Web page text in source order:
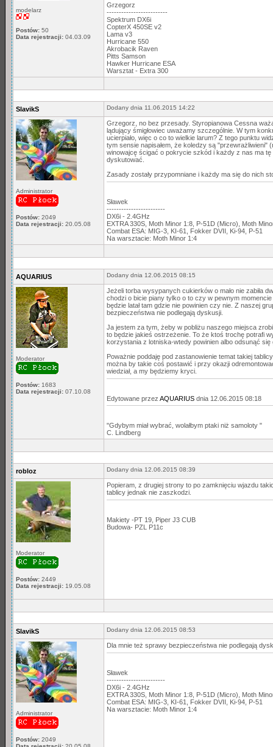
modelarz
Postów: 50
Data rejestracji: 04.03.09
Grzegorz
-------------------------
Spektrum DX6i
CopterX 450SE v2
Lama v3
Hurricane 550
Akrobacik Raven
Pitts Samson
Hawker Hurricane ESA
Warsztat - Extra 300
SlavikS Dodany dnia 11.06.2015 14:22
Administrator
Postów: 2049
Data rejestracji: 20.05.08
Grzegorz, no bez przesady. Styropianowa Cessna
lądujący śmigłowiec uważamy szczególnie. W tym
ucierpiało, więc o co to wielkie larum? Z tego punktu
tym sensie napisałem, że koledzy są
winowajcę ścigać o pokrycie szkód i każdy z nas ma
dyskutować.
Zasady zostały przypomniane i każdy ma się do nich
Sławek
------------------------
DX6i - 2.4GHz
EXTRA 330S, Moth Minor 1:8, P-51D (Micro), Moth
Combat ESA: MIG-3, KI-61, Fokker DVII, Ki-94, P-51
Na warsztacie: Moth Minor 1:4
AQUARIUS Dodany dnia 12.06.2015 08:15
Moderator
Postów: 1683
Data rejestracji: 07.10.08
Jeżeli torba wysypanych cukierków o mało nie zabiła
chodzi o bicie piany tylko o to czy w pewnym
będzie latał tam gdzie nie powinien czy nie. Z naszej
bezpieczeństwa nie podlegają dyskusji.
Ja jestem za tym, żeby w pobliżu naszego miejsca
to będzie jakieś ostrzeżenie. To że ktoś trochę potrafi
korzystania z lotniska-wtedy powinien albo odsunąć
Poważnie poddaję pod zastanowienie temat takiej
można by takie coś postawić i przy okazji
wiedział, a my będziemy kryci.
Edytowane przez AQUARIUS dnia 12.06.2015 08:18
"Gdybym miał wybrać, wolałbym ptaki niż samoloty "
C. Lindberg
robloz Dodany dnia 12.06.2015 08:39
Moderator
Postów: 2449
Data rejestracji: 19.05.08
Popieram, z drugiej strony to po zamknięciu wjazdu
tablicy jednak nie zaszkodzi.
Makiety -PT 19, Piper J3 CUB
Budowa- PZL P11c
SlavikS Dodany dnia 12.06.2015 08:53
Administrator
Postów: 2049
Dla mnie też sprawy bezpieczeństwa nie podlegają
Sławek
------------------------
DX6i - 2.4GHz
EXTRA 330S, Moth Minor 1:8, P-51D (Micro), Moth
Combat ESA: MIG-3, KI-61, Fokker DVII, Ki-94, P-51
Na warsztacie: Moth Minor 1:4